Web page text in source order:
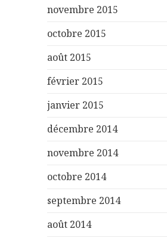
novembre 2015
octobre 2015
août 2015
février 2015
janvier 2015
décembre 2014
novembre 2014
octobre 2014
septembre 2014
août 2014